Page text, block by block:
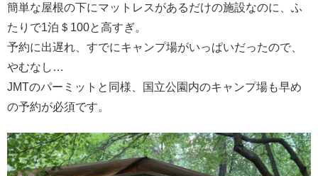
簡単な屋根の下にマットレスがあるだけの施設なのに、ふ
たりで1泊＄100と高すぎ。
予約に出遅れ、すでにキャンプ場がいっぱいだったので、
やむなし…
JMTのパーミットと同様、国立公園内のキャンプ場も早め
の予約が必須です。